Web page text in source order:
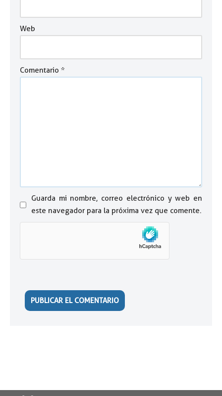
Web
Comentario *
Guarda mi nombre, correo electrónico y web en
este navegador para la próxima vez que comente.